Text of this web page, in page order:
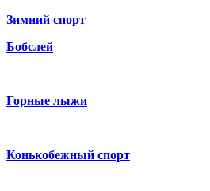
Зимний спорт
Бобслей
Горные лыжи
Конькобежный спорт